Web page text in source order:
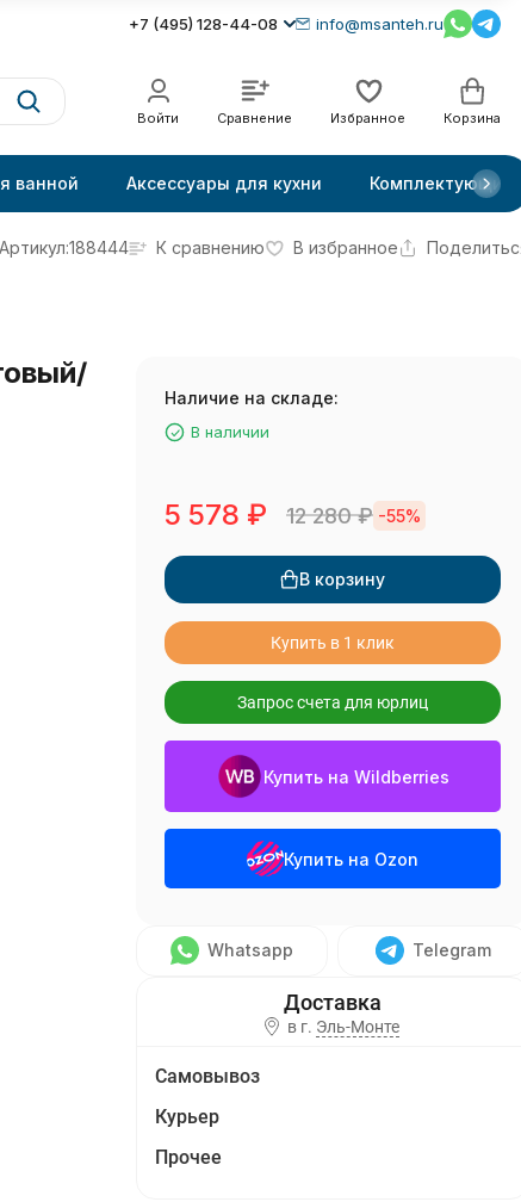
+7 (495) 128-44-08 info@msanteh.ru
Войти Сравнение Избранное Корзина
ванной Аксессуары для кухни Комплектующие
Артикул:188444 К сравнению В избранное
Наличие на складе:
В наличии
5 578 ₽ 12 280₽ -55%
В корзину
Купить в 1 клик
Запрос счета для юрлиц
Купить на Wildberries
Купить на Ozon
Whatsapp Telegram
в г. Эль-Монте
Самовывоз
Курьер
Прочее